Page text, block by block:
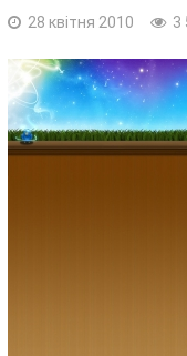
28 квітня 2010 3